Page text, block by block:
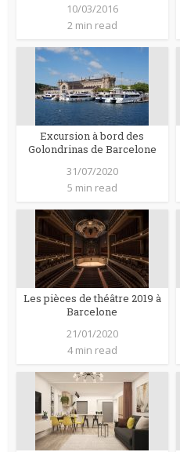
10/03/2016
2 min read
Excursion à bord des
Golondrinas de Barcelone
31/07/2020
5 min read
Les pièces de théâtre 2019 à
Barcelone
21/01/2020
4 min read